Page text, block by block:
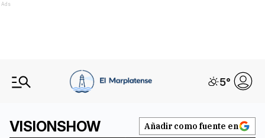
Ads
5°
VISIONSHOW Añadir como fuente en